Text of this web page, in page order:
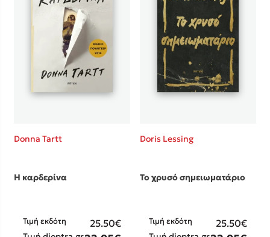
Donna Tartt
Η καρδερίνα
Τιμή εκδότη 25.50€
Doris Lessing
Το χρυσό σημειωματάριο
Τιμή εκδότη 25.50€